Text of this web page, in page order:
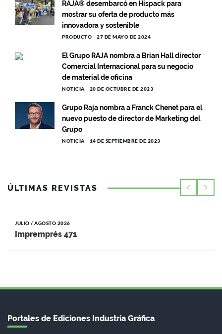
RAJA® desembarcó en Hispack para
mostrar su oferta de producto más
innovadora y sostenible
PRODUCTO 27 DE MAYO DE 2024
El Grupo RAJA nombra a Brian Hall director
Comercial Internacional para su negocio
de material de oficina
NOTICIA 20 DE OCTUBRE DE 2023
Grupo Raja nombra a Franck Chenet para el
nuevo puesto de director de Marketing del
Grupo
NOTICIA 14 DE SEPTIEMBRE DE 2023
ÚLTIMAS REVISTAS
JULIO / AGOSTO 2026
Impremprés 471
Portales de Ediciones Industria Gráfica